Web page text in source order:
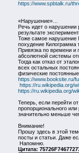
https://www.spbtalk.ru/
«Нарушение»…
Речь идет о нарушении
результате
Тоже самое нарушение
похудение Килограмма
Привязка по времени и
абсолютной системы
Тогда как отказ от
всех остальных
физические постоянные
https://www.booksite.ru/
https://ru.wikipedia.org/
https://ru.wikipedia.org/
Теперь, если перейти
пропорционального
значительно меньше
Внимание!
Прошу здесь в этой
посты и статьи. Даже
Напомню.
Цитата: